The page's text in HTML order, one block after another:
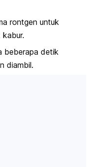
rontgen untuk
beberapa detik
diambil.